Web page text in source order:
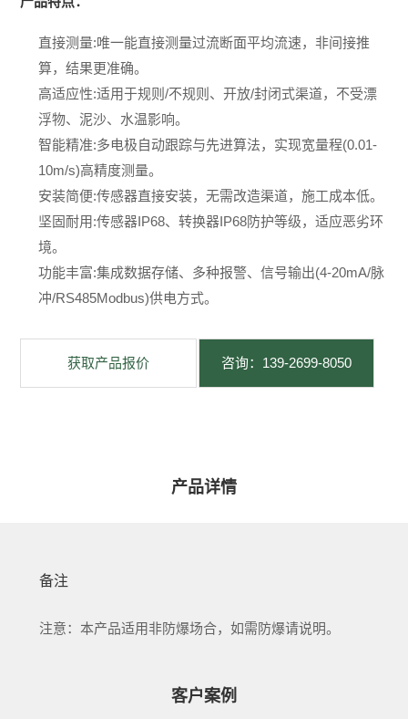
直接测量:唯一能直接测量过流断面平均流速，非间接推
算，结果更准确。
高适应性:适用于规则/不规则、开放/封闭式渠道，不受漂
浮物、泥沙、水温影响。
智能精准:多电极自动跟踪与先进算法，实现宽量程(0.01-
10m/s)高精度测量。
安装简便:传感器直接安装，无需改造渠道，施工成本低。
坚固耐用:传感器IP68、转换器IP68防护等级，适应恶劣环
境。
功能丰富:集成数据存储、多种报警、信号输出(4-20mA/脉
冲/RS485Modbus)供电方式。
获取产品报价 咨询：139-2699-8050
产品详情
备注
注意：本产品适用非防爆场合，如需防爆请说明。
客户案例